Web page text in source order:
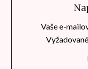
Vaše e-